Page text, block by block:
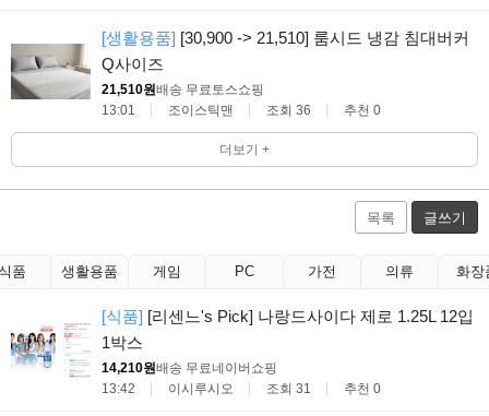
[생활용품] [30,900 -> 21,510] 룸시드 냉감 침대버커
Q사이즈
21,510원배송 무료토스쇼핑
13:01
조이스틱맨 조회 36 추천 0
더보기 +
목록 글쓰기
품 생활용품 게임 PC 가전 의류 화장
[식품] [리센느's Pick] 나랑드사이다 제로 1.25L 12입
1박스
14,210원배송 무료네이버쇼핑
13:42
이시루시오 조회 31 추천 0